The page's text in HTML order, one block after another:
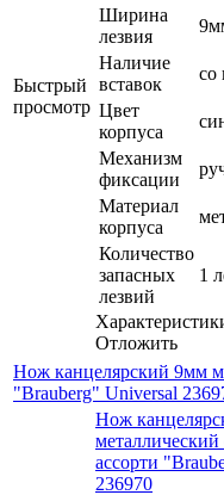
Быстрый
просмотр
Ширина
лезвия
Наличие
вставок
со
Цвет
корпуса
Механизм
фиксации
Материал
корпуса
Количество
запасных
лезвий
1
Отложить
Нож канцелярский 9мм
"Brauberg" Universal
Нож
металлический
ассорти
236970